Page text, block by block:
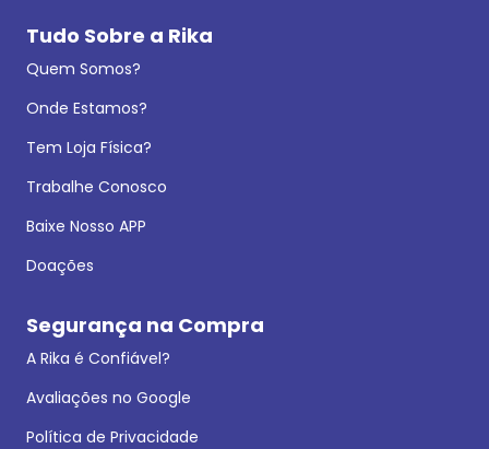
Tudo Sobre a Rika
Quem Somos?
Onde Estamos?
Tem Loja Física?
Trabalhe Conosco
Baixe Nosso APP
Doações
Segurança na Compra
A Rika é Confiável?
Avaliações no Google
Política de Privacidade